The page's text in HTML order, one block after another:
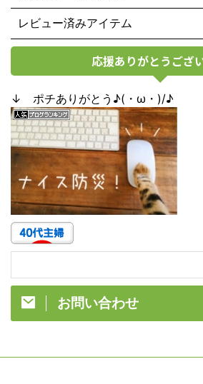
レビュー済みアイテム
応援ありがとうござ
↓ ポチありがとう♪(・ω・)/♪
お問い合わせ